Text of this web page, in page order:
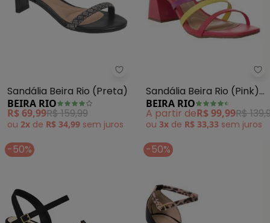
Beira Rio - Sandália Beira Rio
Sandália Beira Rio (Preta)
BEIRA RIO
R$ 69,99R$ 159,99
ou 2x de R$ 34,99 sem juros
Sandália Beira Rio (Pink)
em Sintético
BEIRA RIO
A partir deR$ 99,99R$
ou 3x de R$ 33,33 sem juros
-50% -50%